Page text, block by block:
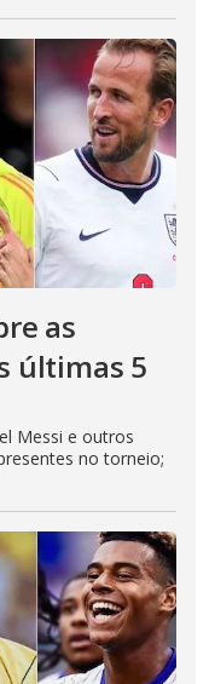
as
últimas 5
Messi e outros
no torneio;